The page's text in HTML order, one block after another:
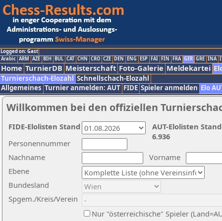
Logged on: Gast
Arabic ARM AZE BIH BUL CAT CHN CRO CZE DEN ENG ESP FAI FIN FRA GER GRE INA
Home TurnierDB Meisterschaft Foto-Galerie Meldekartei
Turnierschach-Elozahl Schnellschach-Elozahl
Allgemeines Turnier anmelden: AUT FIDE Spieler anmelden Elo
Willkommen bei den offiziellen
Nachname
Vorname
Ebene
Personennummer
Bundesland
Spgem./Kreis/Verein
Nur "österreichische" Spieler
AUT-Elolisten
6.936
FIDE-Elolisten Stand